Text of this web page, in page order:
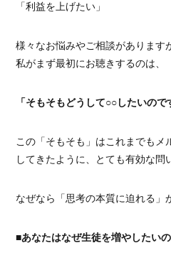
「利益を上げたい」
様々なお悩みやご相談があります
私がまず最初にお聴きするのは、
「そもそもどうして○○したいので
この「そもそも」はこれまでもメ
してきたように、とても有効な問
なぜなら「思考の本質に迫れる」
■あなたはなぜ生徒を増やしたい